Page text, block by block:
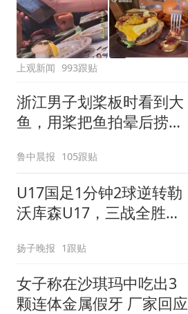
上观新闻 993跟贴
浙江男子划桨板时看到大
鱼，用桨把鱼拍晕后捞
两，做成红烧辣子鱼块，
味道很好
鲁中晨报 105跟贴
U17国足1分钟2球逆转勒
沃库森U17，三战全胜！
扬子晚报 1跟贴
女子称在沙琪玛中吃出3
颗连体金属假牙 厂家回应